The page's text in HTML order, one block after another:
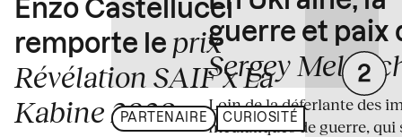
Enzo Castellucci
remporte le prix
Révélation SAIF x La
Kabine 2026
PARTENAIRE CURIOSITÉ
guerre et paix
Sergey
Loin de la déferlante des
médiatiques de guerre, qui